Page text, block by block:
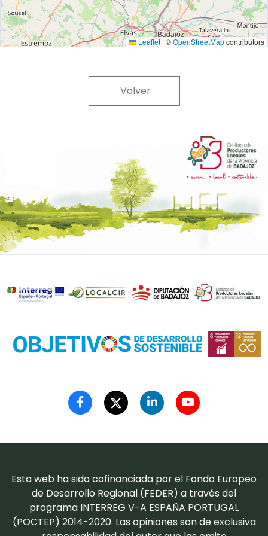
Leaflet | ©OpenStreetMapcontributors
Volver
Esta web ha sido cofinanciada por el Fondo Europeo
de Desarrollo Regional (FEDER) a través del
programa INTERREG V-A ESPAÑA PORTUGAL
(POCTEP) 2014-2020. Las opiniones son de exclusiva